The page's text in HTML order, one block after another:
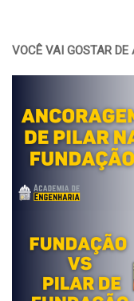
VOCÊ VAI GOSTAR